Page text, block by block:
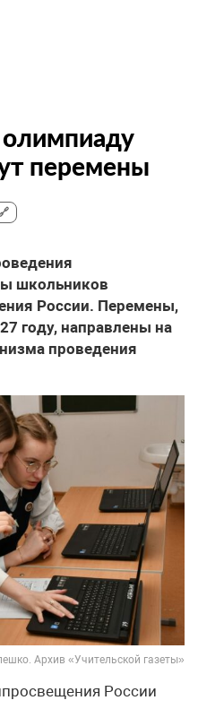
перемены
школьников
России. Перемены,
году, направлены на
проведения
Архив «Учительской газеты»
России